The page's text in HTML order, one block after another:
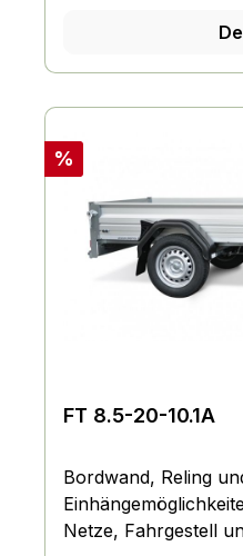
Rabatt
%
FT 8.5-20-10.1A
Bordwand, Reling
Netze, Fahrgestell